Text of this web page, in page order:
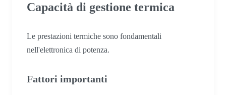
Capacità di gestione termica
Le prestazioni termiche sono fondamentali
nell'elettronica di potenza.
Fattori importanti